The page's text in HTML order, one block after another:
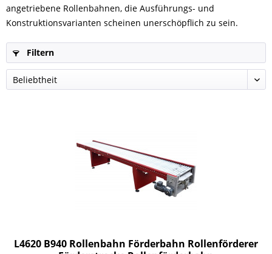
angetriebene Rollenbahnen, die Ausführungs- und
Konstruktionsvarianten scheinen unerschöpflich zu sein.
Filtern
L4620 B940 Rollenbahn Förderbahn Rollenförderer